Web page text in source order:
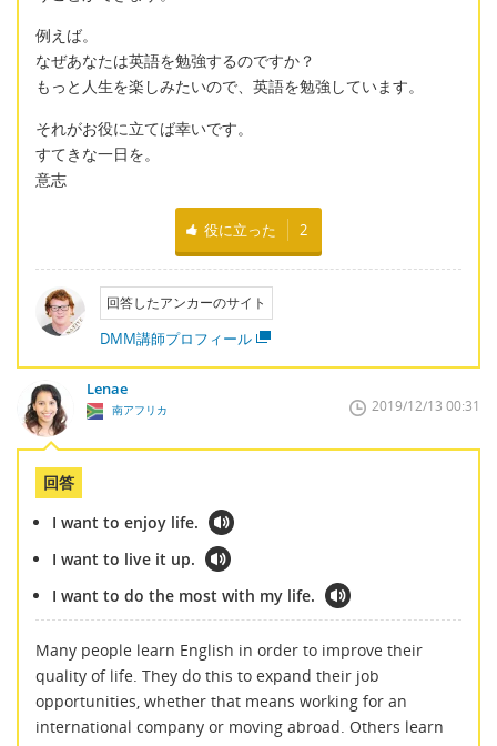
例えば。
なぜあなたは英語を勉強するのですか？
もっと人生を楽しみたいので、英語を勉強しています。
それがお役に立てば幸いです。
すてきな一日を。
意志
役に立った 2
回答したアンカーのサイト
DMM講師プロフィール
Lenae
南アフリカ 2019/12/13 00:31
回答
I want to enjoy life.
I want to live it up.
I want to do the most with my life.
Many people learn English in order to improve their
quality of life. They do this to expand their job
opportunities, whether that means working for an
international company or moving abroad. Others learn